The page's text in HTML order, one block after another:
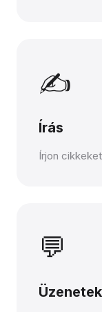
✍️
Írás
Írjon
💬
Üzenetek